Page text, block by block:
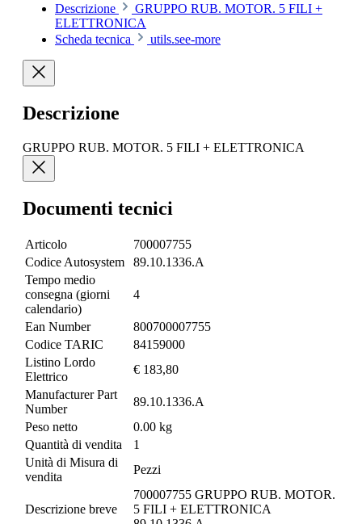
Descrizione
GRUPPO RUB. MOTOR. 5 FILI +
ELETTRONICA
Scheda tecnica
utils.see-more
Descrizione
GRUPPO RUB. MOTOR. 5 FILI + ELETTRONICA
Documenti tecnici
Articolo
700007755
Codice Autosystem
89.10.1336.A
Tempo medio
consegna (giorni
calendario)
4
Ean Number
800700007755
Codice TARIC
84159000
Listino Lordo
Elettrico
€ 183,80
Manufacturer Part
Number
89.10.1336.A
Peso netto
0.00 kg
Quantità di vendita
1
Unità di Misura di
vendita
Pezzi
Descrizione breve
700007755 GRUPPO RUB. MOTOR.
5 FILI + ELETTRONICA